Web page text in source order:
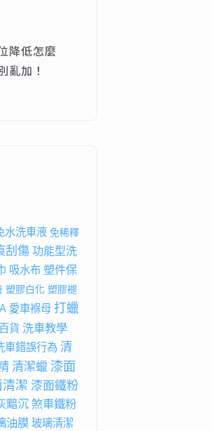
降低怎麼
亂加！
水洗車液 免稀釋
刮傷功能型洗
吸水布塑件保
塑膠白化 塑膠褪
愛車褓母打蠟
貨洗車教學
車錯誤行為清
清潔蠟 漆面
潔 漆面鐵粉
黯沉煞車鐵粉
油膜玻璃清潔